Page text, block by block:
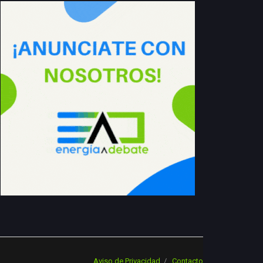
Aviso de Privacidad Contacto